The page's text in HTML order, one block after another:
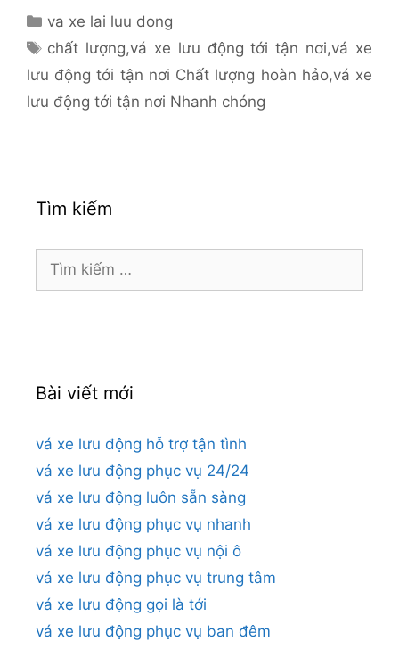
Danh
mục
va xe lai luu dong
Thẻ
chất lượng,vá xe lưu động tới tận nơi,vá xe
lưu động tới tận nơi Chất lượng hoàn hảo,vá xe
lưu động tới tận nơi Nhanh chóng
Tìm kiếm
Tìm
Bài viết mới
vá xe lưu động hỗ trợ tận tình
vá xe lưu động phục vụ 24/24
vá xe lưu động luôn sẵn sàng
vá xe lưu động phục vụ nhanh
vá xe lưu động phục vụ nội ô
vá xe lưu động phục vụ trung tâm
vá xe lưu động gọi là tới
vá xe lưu động phục vụ ban đêm